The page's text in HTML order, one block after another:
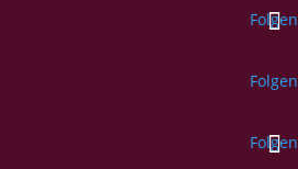
Folgen
Folgen
Folgen